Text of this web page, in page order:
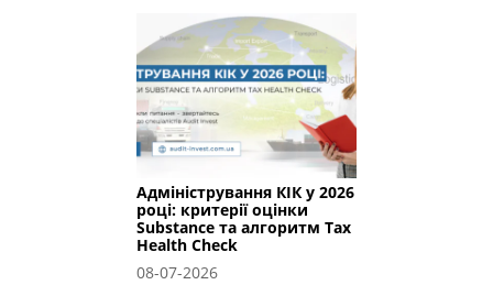
Адміністрування КІК у 2026
році: критерії оцінки
Substance та алгоритм Tax
Health Check
08-07-2026